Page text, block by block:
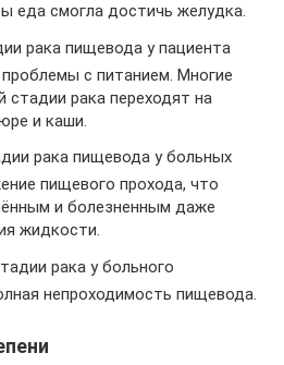
еда смогла достичь желудка.
рака пищевода у пациента
с питанием. Многие
стадии рака переходят на
и каши.
рака пищевода у больных
пищевого прохода, что
и болезненным даже
жидкости.
рака у больного
непроходимость пищевода.